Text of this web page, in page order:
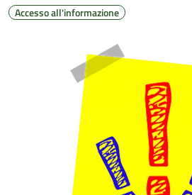
Accesso all'informazione